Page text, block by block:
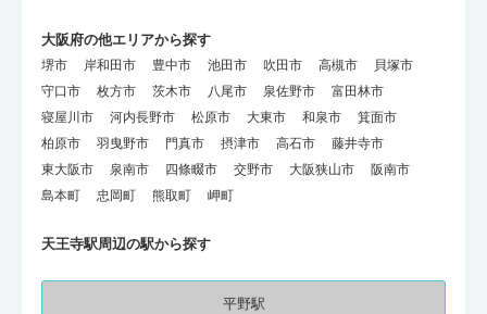
大阪府の他エリアから探す
堺市 岸和田市 豊中市 池田市 吹田市 高槻市
貝塚市
守口市
枚方市 茨木市 八尾市 泉佐野市
富田林市
寝屋川市
河内長野市 松原市 大東市 和泉市
箕面市
柏原市
羽曳野市 門真市 摂津市 高石市
藤井寺市
東大阪市
泉南市 四條畷市 交野市 大阪狭山市
阪南市
島本町
忠岡町 熊取町 岬町
天王寺駅周辺の駅から探す
平野駅